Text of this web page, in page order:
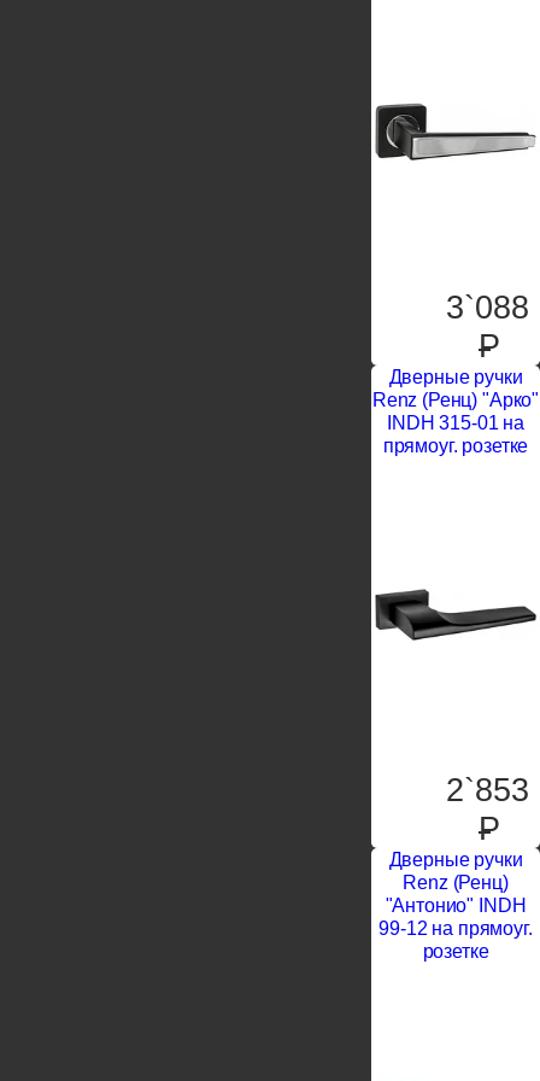
3`088
P
Дверные ручки
Renz (Ренц) "Арко"
INDH 315-01 на
прямоуг. розетке
2`853
P
Дверные ручки
Renz (Ренц)
"Антонио" INDH
99-12 на прямоуг.
розетке